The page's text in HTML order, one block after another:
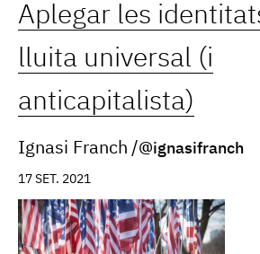
top
Aplegar les
lluita universal (i
anticapitalista)
Ignasi Franch @ignasifranch
17 SET. 2021